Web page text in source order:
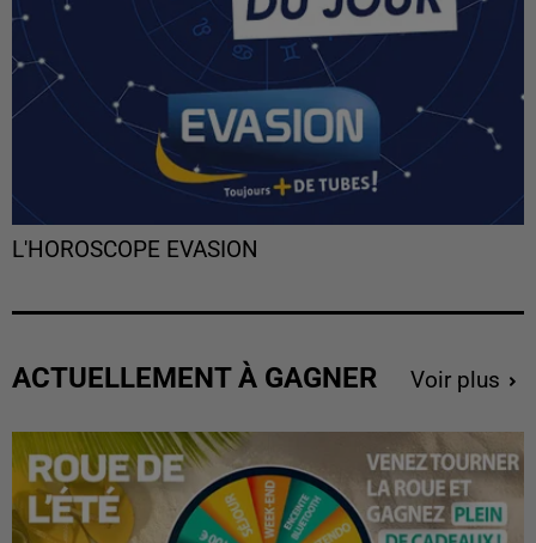
L'HOROSCOPE EVASION
ACTUELLEMENT À GAGNER Voir plus